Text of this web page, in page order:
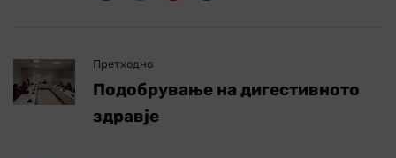
Претходно
Подобрување на дигестивното
здравје